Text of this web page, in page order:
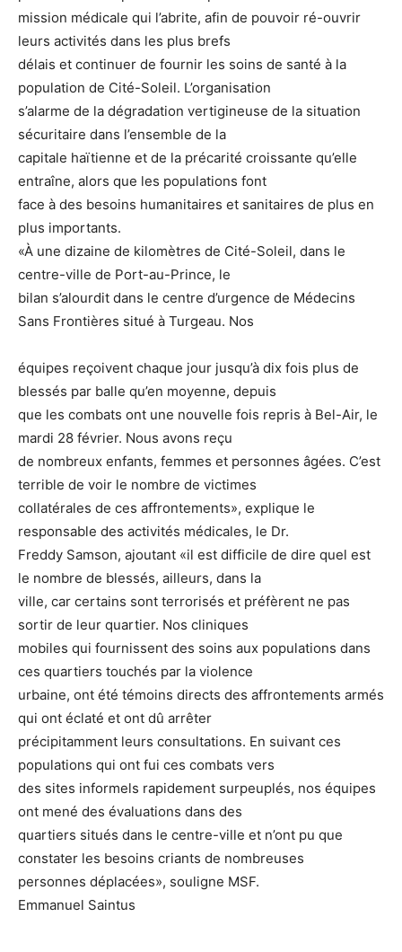
mission médicale qui l’abrite, afin de pouvoir ré-ouvrir
leurs activités dans les plus brefs
délais et continuer de fournir les soins de santé à la
population de Cité-Soleil. L’organisation
s’alarme de la dégradation vertigineuse de la situation
sécuritaire dans l’ensemble de la
capitale haïtienne et de la précarité croissante qu’elle
entraîne, alors que les populations font
face à des besoins humanitaires et sanitaires de plus en
plus importants.
«À une dizaine de kilomètres de Cité-Soleil, dans le
centre-ville de Port-au-Prince, le
bilan s’alourdit dans le centre d’urgence de Médecins
Sans Frontières situé à Turgeau. Nos
équipes reçoivent chaque jour jusqu’à dix fois plus de
blessés par balle qu’en moyenne, depuis
que les combats ont une nouvelle fois repris à Bel-Air, le
mardi 28 février. Nous avons reçu
de nombreux enfants, femmes et personnes âgées. C’est
terrible de voir le nombre de victimes
collatérales de ces affrontements», explique le
responsable des activités médicales, le Dr.
Freddy Samson, ajoutant «il est difficile de dire quel est
le nombre de blessés, ailleurs, dans la
ville, car certains sont terrorisés et préfèrent ne pas
sortir de leur quartier. Nos cliniques
mobiles qui fournissent des soins aux populations dans
ces quartiers touchés par la violence
urbaine, ont été témoins directs des affrontements armés
qui ont éclaté et ont dû arrêter
précipitamment leurs consultations. En suivant ces
populations qui ont fui ces combats vers
des sites informels rapidement surpeuplés, nos équipes
ont mené des évaluations dans des
quartiers situés dans le centre-ville et n’ont pu que
constater les besoins criants de nombreuses
personnes déplacées», souligne MSF.
Emmanuel Saintus